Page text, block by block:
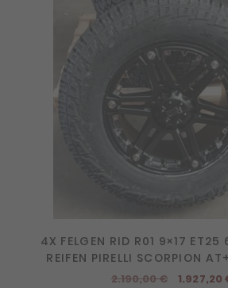
4X FELGEN RID R01 9×17
REIFEN PIRELLI SCORPION
2.190,00€ 1.927,20